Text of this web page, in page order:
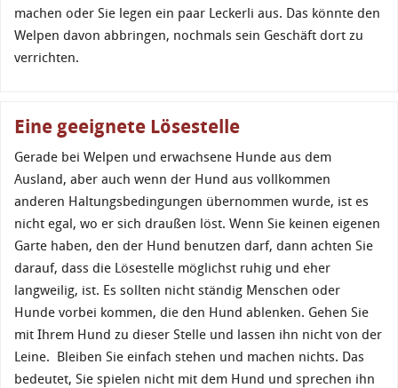
machen oder Sie legen ein paar Leckerli aus. Das könnte den
Welpen davon abbringen, nochmals sein Geschäft dort zu
verrichten.
Eine geeignete Lösestelle
Gerade bei Welpen und erwachsene Hunde aus dem
Ausland, aber auch wenn der Hund aus vollkommen
anderen Haltungsbedingungen übernommen wurde, ist es
nicht egal, wo er sich draußen löst. Wenn Sie keinen eigenen
Garte haben, den der Hund benutzen darf, dann achten Sie
darauf, dass die Lösestelle möglichst ruhig und eher
langweilig, ist. Es sollten nicht ständig Menschen oder
Hunde vorbei kommen, die den Hund ablenken. Gehen Sie
mit Ihrem Hund zu dieser Stelle und lassen ihn nicht von der
Leine. Bleiben Sie einfach stehen und machen nichts. Das
bedeutet, Sie spielen nicht mit dem Hund und sprechen ihn